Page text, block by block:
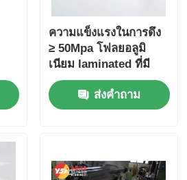
ความแข็งแรงในการดึง
≥ 50Mpa โฟลยอลูมิ
เนียม laminated ที่มี
ความยาว 5-15
เปอร์เซ็นต์ เหมาะสําห
รับอาหารยาบรรจุและ
ส่งคำถาม